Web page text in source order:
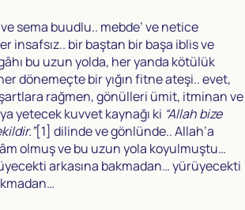
sema buudlu.. mebde’ ve netice
insafsız.. bir baştan bir başa iblis ve
bu uzun yolda, her yanda kötülük
dönemeçte bir yığın fitne ateşi.. evet,
rağmen, gönülleri ümit, itminan ve
yetecek kuvvet kaynağı ki “Allah bize
[1] dilinde ve gönlünde.. Allah’a
olmuş ve bu uzun yola koyulmuştu…
arkasına bakmadan… yürüyecekti